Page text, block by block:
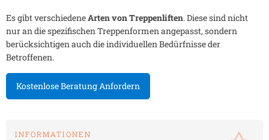
Es gibt verschiedeneArten von Treppenliften. Diese sind nicht
nur an die spezifischen Treppenformen angepasst, sondern
berücksichtigen auch die individuellen Bedürfnisse der
Betroffenen.
Kostenlose Beratung Anfordern
INFORMATIONEN